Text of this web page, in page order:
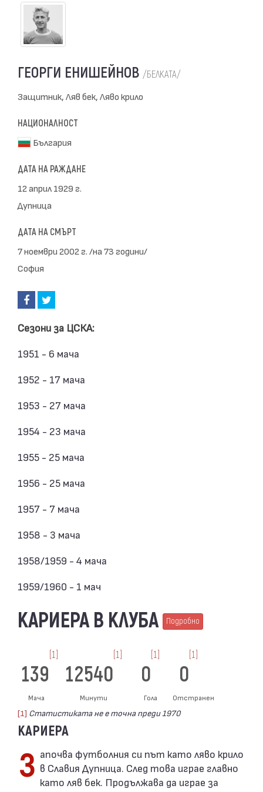
ГЕОРГИ ЕНИШЕЙНОВ /БЕЛКАТА/
Защитник, Ляв бек, Ляво крило
НАЦИОНАЛНОСТ
България
ДАТА НА РАЖДАНЕ
12 април 1929 г.
Дупница
ДАТА НА СМЪРТ
7 ноември 2002 г. /на 73 години/
София
Сезони за ЦСКА:
1951 - 6 мача
1952 - 17 мача
1953 - 27 мача
1954 - 23 мача
1955 - 25 мача
1956 - 25 мача
1957 - 7 мача
1958 - 3 мача
1958/1959 - 4 мача
1959/1960 - 1 мач
КАРИЕРА В КЛУБА Подробно
139
[1]
Мача
12540
[1]
Минути
0
[1]
Гола
0
[1]
Отстранен
[1] Статистиката не е точна преди 1970
КАРИЕРА
Започва футболния си път като ляво крило в Славия Дупница. След това играе главно
като ляв бек. Продължава да играе за